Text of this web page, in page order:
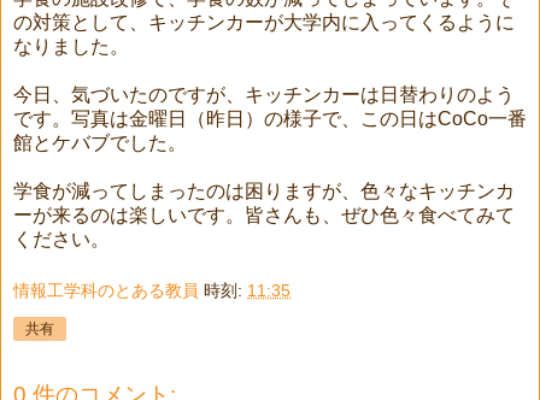
の対策として、キッチンカーが大学内に入ってくるように
なりました。
今日、気づいたのですが、キッチンカーは日替わりのよう
です。写真は金曜日（昨日）の様子で、この日はCoCo一番
館とケバブでした。
学食が減ってしまったのは困りますが、色々なキッチンカ
ーが来るのは楽しいです。皆さんも、ぜひ色々食べてみて
ください。
情報工学科のとある教員 時刻: 11:35
共有
0 件のコメント: